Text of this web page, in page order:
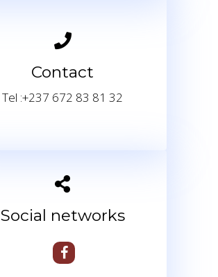
Contact
Tel :+237 672 83 81 32
Social networks